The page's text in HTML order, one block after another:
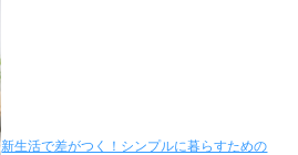
新生活で差がつく！シンプルに暮らすための